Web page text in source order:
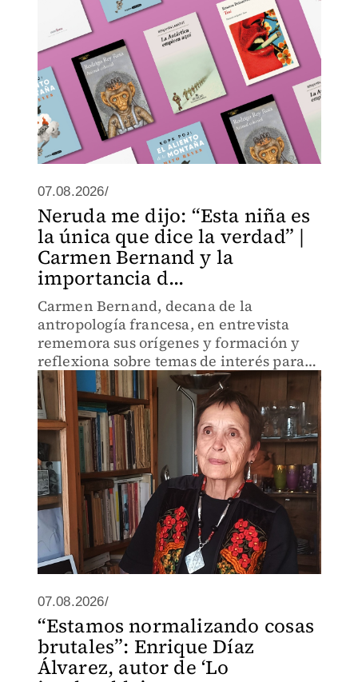
07.08.2026/
Neruda me dijo: “Esta niña es
la única que dice la verdad” |
Carmen Bernand y la
importancia d...
Carmen Bernand, decana de la
antropología francesa, en entrevista
rememora sus orígenes y formación y
reflexiona sobre temas de interés para
los latinoamericanos.
07.08.2026/
“Estamos normalizando cosas
brutales”: Enrique Díaz
Álvarez, autor de ‘Lo